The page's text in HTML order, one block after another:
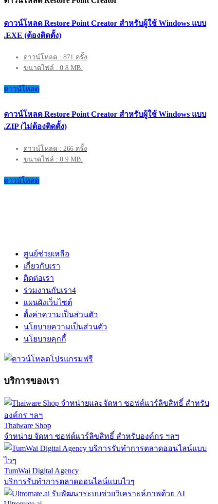
ดาวน์โหลด Restore Point Creator สำหรับผู้ใช้ Windows แบบ
.EXE (ต้องติดตั้ง)
ดาวน์โหลด : 871 ครั้ง
ขนาดไฟล์ : 0.8 MB.
ดาวน์โหลด
ดาวน์โหลด Restore Point Creator สำหรับผู้ใช้ Windows แบบ
.ZIP (ไม่ต้องติดตั้ง)
ดาวน์โหลด : 266 ครั้ง
ขนาดไฟล์ : 0.9 MB.
ดาวน์โหลด
ศูนย์ช่วยเหลือ
เกี่ยวกับเรา
ติดต่อเรา
ร่วมงานกับเรา4
แผนผังเว็บไซต์
ตั้งค่าความเป็นส่วนตัว
นโยบายความเป็นส่วนตัว
นโยบายคุกกี้
บริการของเรา
Thaiware Shop
จำหน่าย จัดหา ซอฟต์แวร์ลิขสิทธิ์ สำหรับองค์กร ฯลฯ
TumWai Digital Agency
บริการรับทำการตลาดออนไลน์แบบไวๆ